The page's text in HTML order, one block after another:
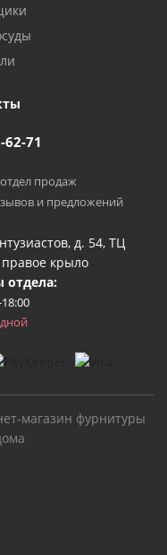
62-71
продаж
и предложений
д. 54, ТЦ
крыло
отдела:
магазин фурнитуры